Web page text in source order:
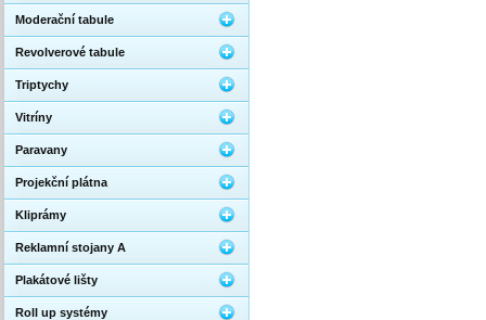
Moderační tabule
Revolverové tabule
Triptychy
Vitríny
Paravany
Projekční plátna
Kliprámy
Reklamní stojany A
Plakátové lišty
Roll up systémy